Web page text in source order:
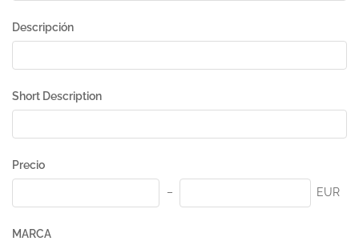
Descripción
Short Description
Precio
EUR
MARCA